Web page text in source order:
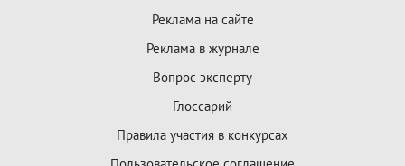
Реклама на сайте
Реклама в журнале
Вопрос эксперту
Глоссарий
Правила участия в конкурсах